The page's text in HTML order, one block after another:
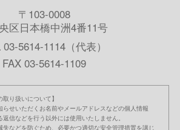
〒103-0008
区日本橋中洲4番11号
5614-1114（代表）
FAX 03-5614-1109
取り扱いについて】
らせいただくお名前やメールアドレスなどの個人情報
信などを行う以外には使用いたしません。
失などを防ぐため、必要かつ適切な安全管理措置を講じ